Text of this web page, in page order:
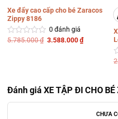
Xe đẩy cao cấp cho bé Zaracos
Zippy 8186
Được
0 đánh giá
5.785.000₫ Giá
3.588.000₫Giá
hiện
3.588.000
0
5
Đánh giá XE TẬP ĐI CHO BÉ
CHƯA